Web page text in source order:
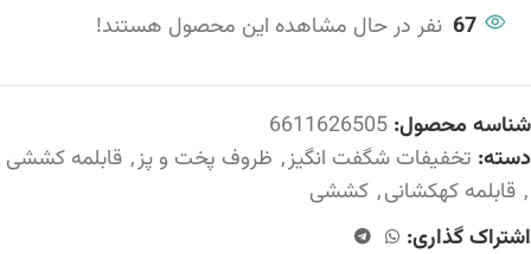
67 نفر در حال مشاهده این محصول هستند!
شناسه محصول: 6611626505
دسته: تخفیفات شگفت انگیز, ظروف پخت و پز, قابلمه کششی
, قابلمه کهکشانی, کششی
اشتراک گذاری: